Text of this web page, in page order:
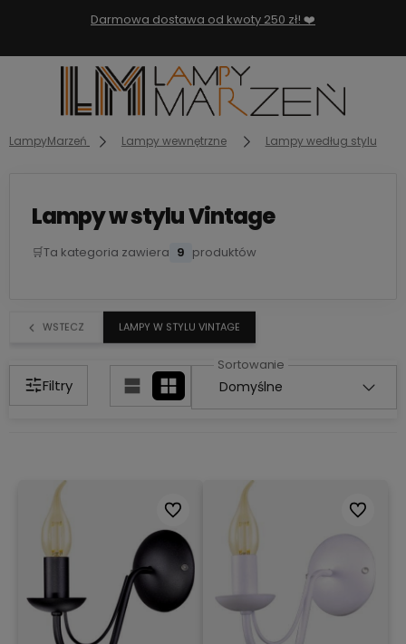
Darmowa dostawa od kwoty 250 zł! ❤️
LampyMarzeń Lampy wewnętrzne Lampy według stylu
Lampy w stylu Vintage
🛒Ta kategoria zawiera 9 produktów
WSTECZ LAMPY W STYLU VINTAGE
Filtry
Do ulubionych Do